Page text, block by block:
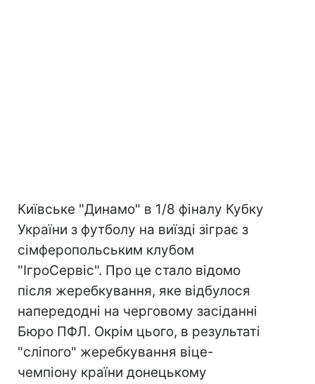
Київське "Динамо" в 1/8 фіналу Кубку
України з футболу на виїзді зіграє з
сімферопольським клубом
"ІгроСервіс". Про це стало відомо
після жеребкування, яке відбулося
напередодні на черговому засіданні
Бюро ПФЛ. Окрім цього, в результаті
"сліпого" жеребкування віце-
чемпіону країни донецькому